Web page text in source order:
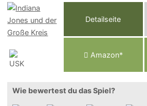
Detailseite
Amazon*
Wie bewertest du das Spiel?